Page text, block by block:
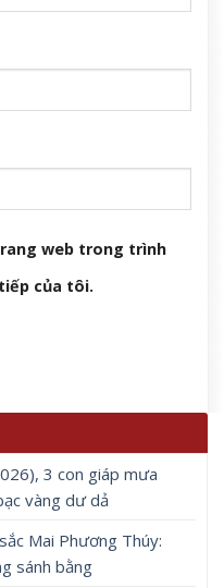
web trong trình
của tôi.
3 con giáp mưa
vàng dư dả
Mai Phương Thúy:
sánh bằng